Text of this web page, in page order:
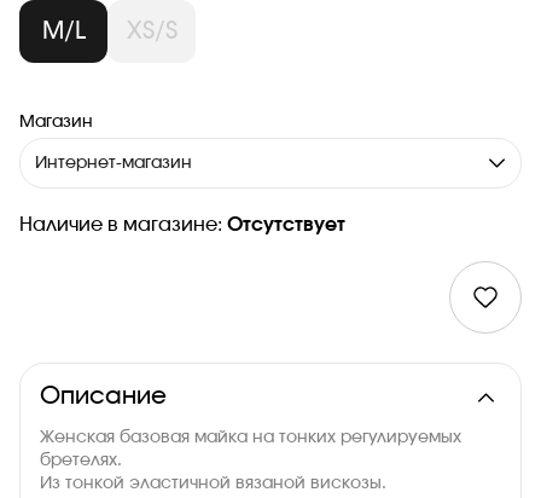
M/L XS/S
Магазин
Интернет-магазин
Наличие в магазине: Отсутствует
Описание
Женская базовая майка на тонких регулируемых
бретелях.
Из тонкой эластичной вязаной вискозы.